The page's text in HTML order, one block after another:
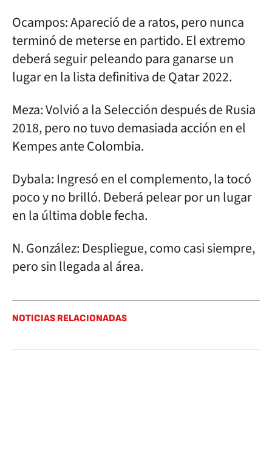
Ocampos: Apareció de a ratos, pero nunca
terminó de meterse en partido. El extremo
deberá seguir peleando para ganarse un
lugar en la lista definitiva de Qatar 2022.
Meza: Volvió a la Selección después de Rusia
2018, pero no tuvo demasiada acción en el
Kempes ante Colombia.
Dybala: Ingresó en el complemento, la tocó
poco y no brilló. Deberá pelear por un lugar
en la última doble fecha.
N. González: Despliegue, como casi siempre,
pero sin llegada al área.
NOTICIAS RELACIONADAS